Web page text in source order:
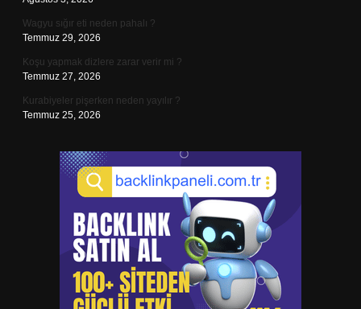
Wagyu sığır eti neden pahalı ?
Temmuz 29, 2026
Koşu yapmak dizlere zarar verir mi ?
Temmuz 27, 2026
Kurabiyeler pişerken neden yayılır ?
Temmuz 25, 2026